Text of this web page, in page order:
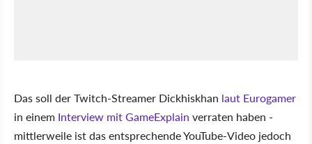
Das soll der Twitch-Streamer Dickhiskhan laut Eurogamer
in einem Interview mit GameExplain verraten haben -
mittlerweile ist das entsprechende YouTube-Video jedoch